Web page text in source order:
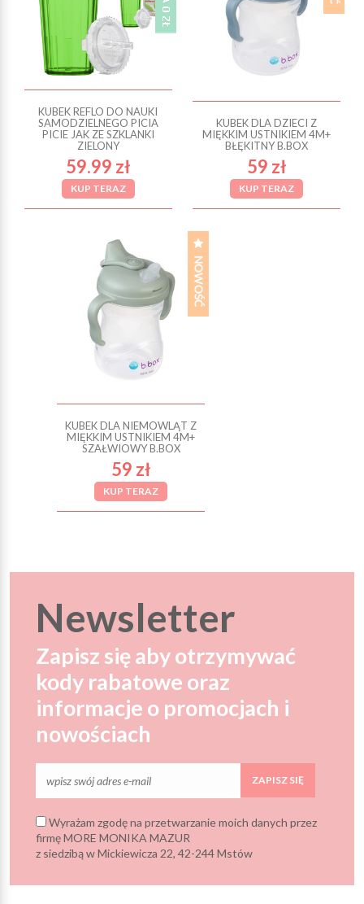
KUBEK REFLO DO NAUKI
SAMODZIELNEGO PICIA
PICIE JAK ZE SZKLANKI
ZIELONY
59.99 zł
KUP TERAZ
KUBEK DLA DZIECI Z
MIĘKKIM USTNIKIEM 4M+
BŁĘKITNY B.BOX
59 zł
KUP TERAZ
KUBEK DLA NIEMOWLĄT Z
MIĘKKIM USTNIKIEM 4M+
SZAŁWIOWY B.BOX
59 zł
KUP TERAZ
Newsletter
Zapisz się aby otrzymywać
kody rabatowe oraz
informacje o promocjach i
nowościach
ZAPISZ SIĘ
Wyrażam zgodę na przetwarzanie moich danych przez
firmę MORE MONIKA MAZUR
z siedzibą w Mickiewicza 22, 42-244 Mstów